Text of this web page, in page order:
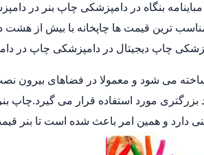
بنگاه در دامپزشکی چاپ بنر در
ترین قیمت ها چاپخانه با بیش از
چاپ دیجیتال در دامپزشکی چاپ در
می شود و معمولا در فضاهای بیرون
بزرگتری مورد استفاده قرار می گیرد.چاپ
دارد و همین امر باعث شده است تا بنر